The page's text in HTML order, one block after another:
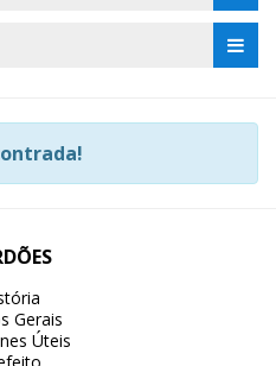
Gerais
Úteis